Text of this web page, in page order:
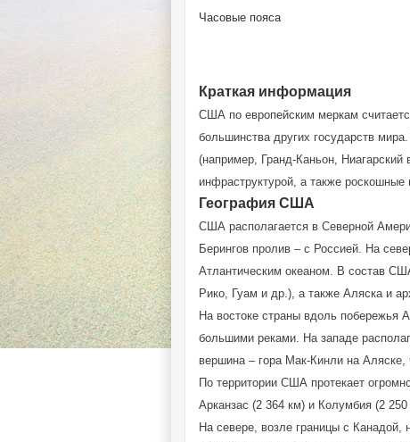
Часовые пояса
Краткая информация
США по европейским меркам
большинства других государств
(например, Гранд-Каньон,
инфраструктурой, а также
География США
США располагается в Северной
Берингов пролив – с Россией. На
Атлантическим океаном. В состав
Рико, Гуам и др.), а также Аляска и
На востоке страны вдоль побережья
большими реками. На западе
вершина – гора Мак-Кинли на Аляске,
По территории США протекает
Арканзас (2 364 км) и Колумбия (2 250
На севере, возле границы с